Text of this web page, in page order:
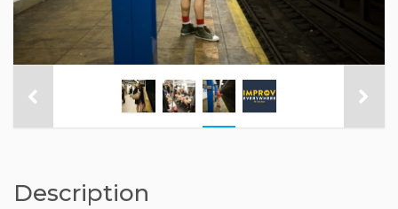
Description